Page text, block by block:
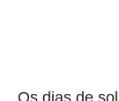
Os dias de